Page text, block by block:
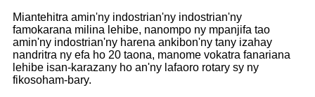
Miantehitra amin'ny indostrian'ny indostrian'ny
famokarana milina lehibe, nanompo ny mpanjifa tao
amin'ny indostrian'ny harena ankibon'ny tany izahay
nandritra ny efa ho 20 taona, manome vokatra fanariana
lehibe isan-karazany ho an'ny lafaoro rotary sy ny
fikosoham-bary.